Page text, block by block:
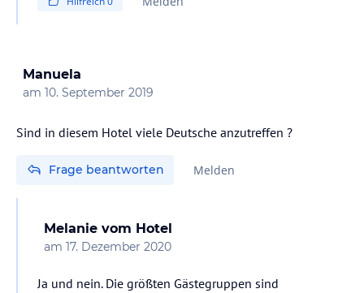
Manuela
am 10. September 2019
Sind in diesem Hotel viele Deutsche anzutreffen ?
Frage beantworten Melden
Melanie vom Hotel
am 17. Dezember 2020
Ja und nein. Die größten Gästegruppen sind